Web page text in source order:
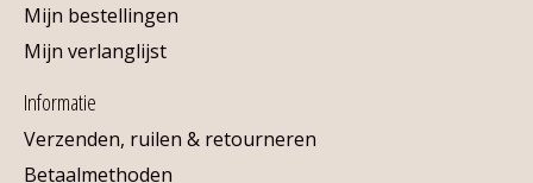
Mijn bestellingen
Mijn verlanglijst
Informatie
Verzenden, ruilen & retourneren
Betaalmethoden